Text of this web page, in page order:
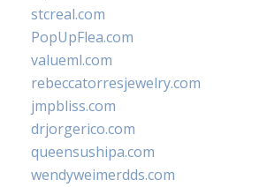
stcreal.com
PopUpFlea.com
valueml.com
rebeccatorresjewelry.com
jmpbliss.com
drjorgerico.com
queensushipa.com
wendyweimerdds.com